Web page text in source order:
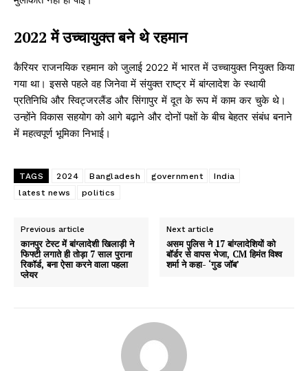
2022 में उच्चायुक्त बने थे रहमान
कैरियर राजनयिक रहमान को जुलाई 2022 में भारत में उच्चायुक्त नियुक्त किया
गया था। इससे पहले वह जिनेवा में संयुक्त राष्ट्र में बांग्लादेश के स्थायी
प्रतिनिधि और स्विट्जरलैंड और सिंगापुर में दूत के रूप में काम कर चुके थे।
उन्होंने विकास सहयोग को आगे बढ़ाने और दोनों पक्षों के बीच बेहतर संबंध बनाने
में महत्वपूर्ण भूमिका निभाई।
TAGS 2024 Bangladesh government
India
latest news
politics
Previous article
कानपुर टेस्ट में बांग्लादेशी खिलाड़ी ने
फिफ्टी लगाते ही तोड़ा 7 साल पुराना
रिकॉर्ड, बना ऐसा करने वाला पहला
प्लेयर
Next article
असम पुलिस ने 17 बांग्लादेशियों को
बॉर्डर से वापस भेजा, CM हिमंत विश्व
शर्मा ने कहा- ‘गुड जॉब’